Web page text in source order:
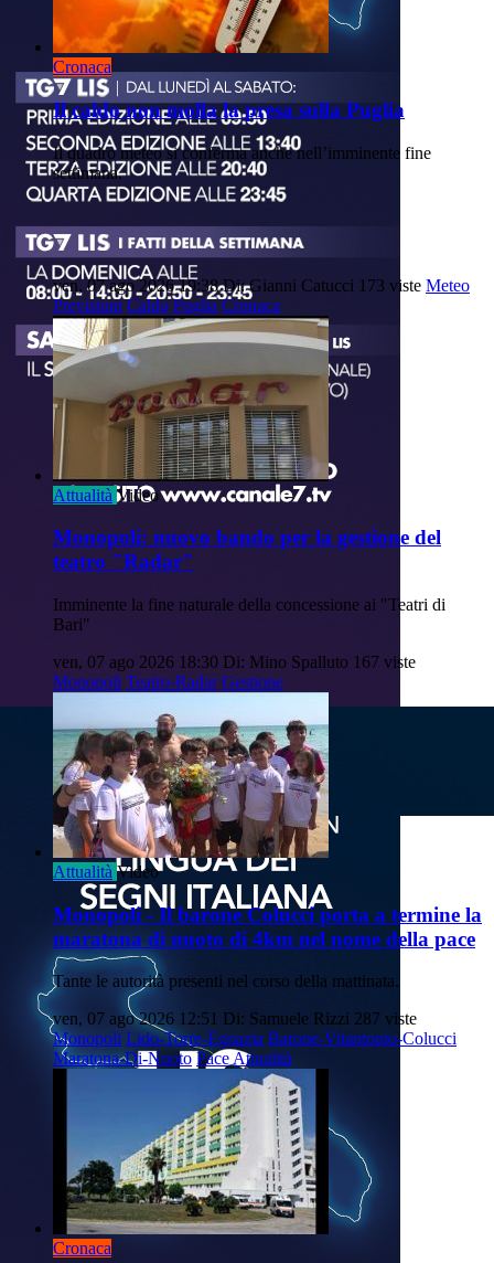
Cronaca
Il caldo non molla la presa sulla Puglia
Il quadro meteo si conferma anche nell’imminente fine
settimana.
ven, 07 ago 2026 19:38 Di: Gianni Catucci 173 viste Meteo
Previsioni Caldo Puglia Cronaca
Attualità Video
Monopoli: nuovo bando per la gestione del
teatro "Radar"
Imminente la fine naturale della concessione ai "Teatri di
Bari"
ven, 07 ago 2026 18:30 Di: Mino Spalluto 167 viste
Monopoli Teatro-Radar Gestione
Attualità Video
Monopoli - Il barone Colucci porta a termine la
maratona di nuoto di 4km nel nome della pace
Tante le autorità presenti nel corso della mattinata.
ven, 07 ago 2026 12:51 Di: Samuele Rizzi 287 viste
Monopoli Lido-Torre-Egnazia Barone-Vitantonio-Colucci
Maratona-Di-Nuoto PaceAttualità
Cronaca